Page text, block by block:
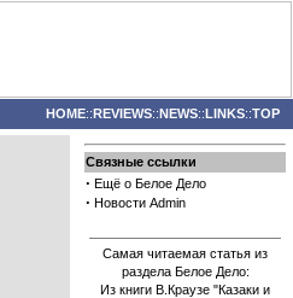
HOME::REVIEWS::NEWS::LINKS::TOP
Связные ссылки
· Ещё о Белое Дело
· Новости Admin
Самая читаемая статья из
раздела Белое Дело:
Из книги В.Краузе "Казаки и